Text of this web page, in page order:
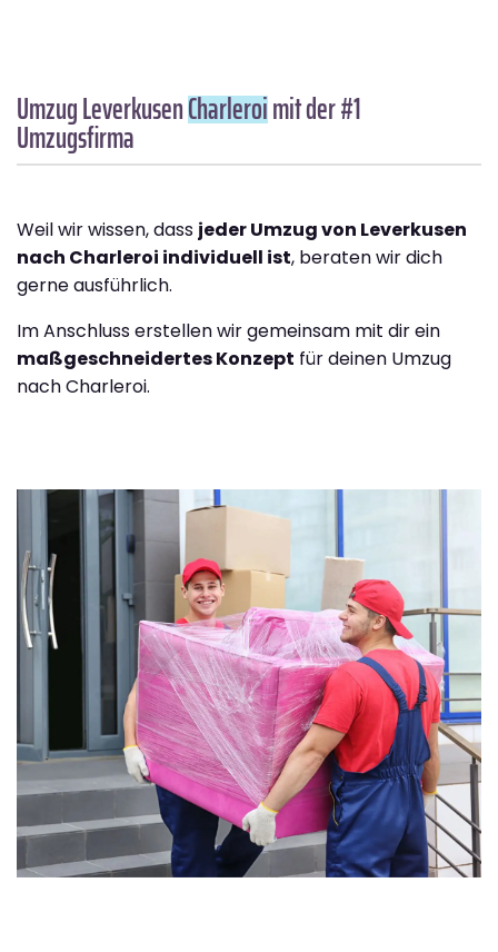
Umzug LeverkusenCharleroimit der #1
Umzugsfirma
Weil wir wissen, dass jeder Umzug von Leverkusen
nach Charleroi individuell ist, beraten wir dich
gerne ausführlich.
Im Anschluss erstellen wir gemeinsam mit dir ein
maßgeschneidertes Konzept für deinen Umzug
nach Charleroi.